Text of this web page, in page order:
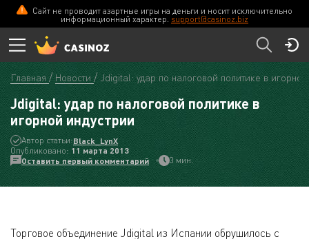
Сайт не проводит азартные игры на деньги и носит исключительно
информационный характер. support@casinoz.biz
Главная Новости Jdigital: удар по налоговой политике в игорной
Jdigital: удар по налоговой политике в
игорной индустрии
Автор статьи:Black_LynX
Опубликовано: 11 мартa 2013
Оставить первый комментарий
3 мин.
Торговое объединение Jdigital из Испании обрушилось с